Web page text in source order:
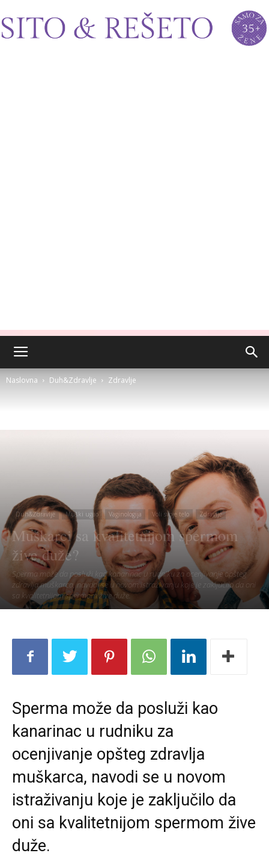
Naslovna Duh&Zdravlje Zdravlje
Duh&Zdravlje Muški ugao Vaginologija Voli svoje telo Zdravlje
Muškarci sa kvalitetnijom spermom
žive duže?
Sperma može da posluži kao kanarinac u rudniku za ocenjivanje opšteg
zdravlja muškarca, navodi se u novom istraživanju koje je zaključilo da oni
sa kvalitetnijom spermom žive duže.
Sperma može da posluži kao
kanarinac u rudniku za
ocenjivanje opšteg zdravlja
muškarca, navodi se u novom
istraživanju koje je zaključilo da
oni sa kvalitetnijom spermom žive
duže.